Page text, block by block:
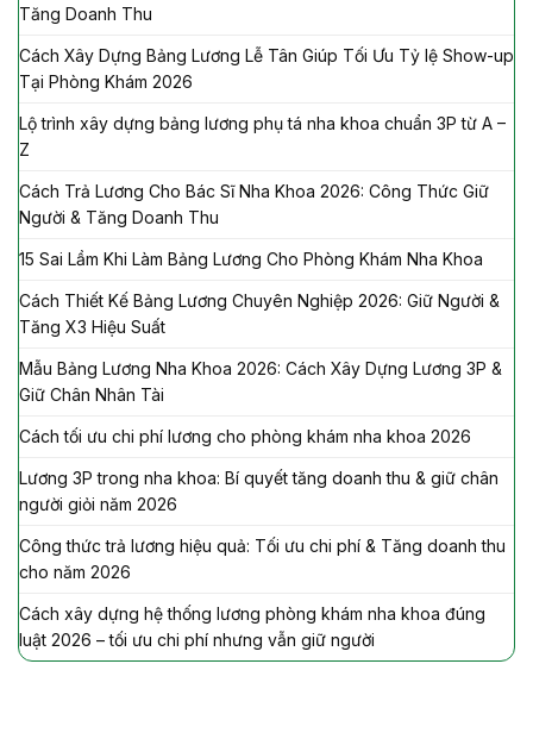
Tăng Doanh Thu
Cách Xây Dựng Bảng Lương Lễ Tân Giúp Tối Ưu Tỷ lệ Show-up
Tại Phòng Khám 2026
Lộ trình xây dựng bảng lương phụ tá nha khoa chuẩn 3P từ A –
Z
Cách Trả Lương Cho Bác Sĩ Nha Khoa 2026: Công Thức Giữ
Người & Tăng Doanh Thu
15 Sai Lầm Khi Làm Bảng Lương Cho Phòng Khám Nha Khoa
Cách Thiết Kế Bảng Lương Chuyên Nghiệp 2026: Giữ Người &
Tăng X3 Hiệu Suất
Mẫu Bảng Lương Nha Khoa 2026: Cách Xây Dựng Lương 3P &
Giữ Chân Nhân Tài
Cách tối ưu chi phí lương cho phòng khám nha khoa 2026
Lương 3P trong nha khoa: Bí quyết tăng doanh thu & giữ chân
người giỏi năm 2026
Công thức trả lương hiệu quả: Tối ưu chi phí & Tăng doanh thu
cho năm 2026
Cách xây dựng hệ thống lương phòng khám nha khoa đúng
luật 2026 – tối ưu chi phí nhưng vẫn giữ người